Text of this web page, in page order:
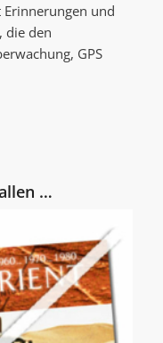
und
die den
GPS
…